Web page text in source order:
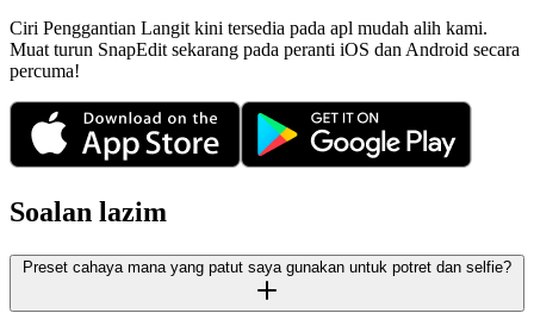
Ciri Penggantian Langit kini tersedia pada apl mudah alih kami.
Muat turun SnapEdit sekarang pada peranti iOS dan Android secara
percuma!
Soalan lazim
Preset cahaya mana yang patut saya gunakan untuk potret dan selfie?